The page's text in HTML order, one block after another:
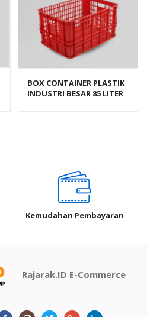
BOX CONTAINER PLASTIK
INDUSTRI BESAR 85 LITER
Kemudahan Pembayaran
Rajarak.ID E-Commerce